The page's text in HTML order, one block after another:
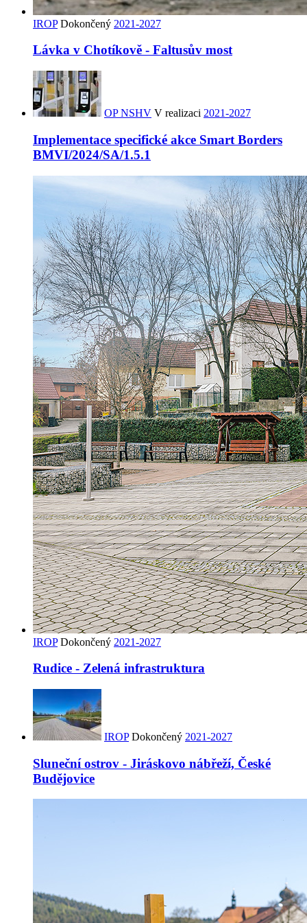
IROP Dokončený 2021-2027
Lávka v Chotíkově - Faltusův most
OP NSHV V realizaci 2021-2027
Implementace specifické akce Smart Borders
BMVI/2024/SA/1.5.1
IROP Dokončený 2021-2027
Rudice - Zelená infrastruktura
IROP Dokončený 2021-2027
Sluneční ostrov - Jiráskovo nábřeží, České
Budějovice